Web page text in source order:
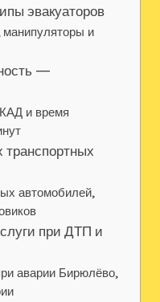
эвакуаторов
и
—
и время
транспортных
автомобилей,
при ДТП и
аварии Бирюлёво,